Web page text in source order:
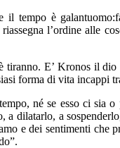
tempo è
l’ordine alle
tiranno. E’ Kronos il
forma di vita incappi
né se esso ci sia
a dilatarlo, a
e dei sentimenti che